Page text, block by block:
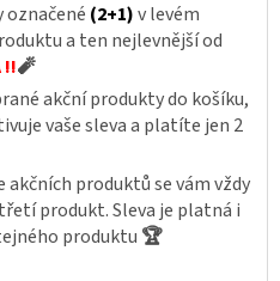
označené (2+1)v levém
a ten nejlevnější od
!!🧨
akční produkty do košíku,
vaše sleva a platíte jen 2
akčních produktů se vám vždy
produkt. Sleva je platná i
produktu 🏆